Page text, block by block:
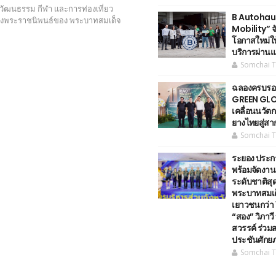
ฒนธรรม กีฬา และการท่องเที่ยว
พระราชนิพนธ์ของ พระบาทสมเด็จ
B
Mobility”
โอกาสใหม่
บริการผ่าน
Somchai
ฉลองครบรอ
GREEN
เคลื่อนนวัต
ยางไทยสู่ส
Somchai
ระยอง ประ
พร้อมจัดงา
ระดับชาติสุ
พระบาทสม
เยาวชนกว่
“สอง” วิภา
สวรรค์ ร่วม
ประชันศักย
Somchai